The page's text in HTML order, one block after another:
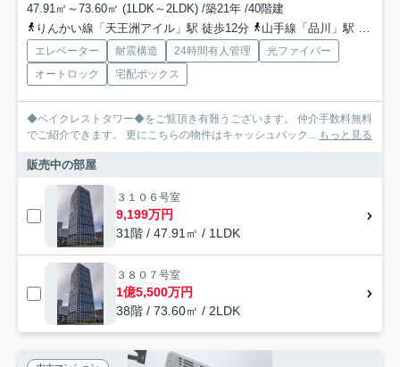
47.91㎡～73.60㎡ (1LDK～2LDK) /築21年 /40階建
りんかい線「天王洲アイル」駅 徒歩12分
山手線「品川」駅 徒歩15分
エレベーター 耐震構造 24時間有人管理
光ファイバー
オートロック
宅配ボックス
◆ベイクレストタワー◆をご覧頂き有難うございます。 仲介手数料無料
でご紹介できます。 更にこちらの物件はキャッシュバック... もっと見る
販売中の部屋
３１０６号室
9,199万円
31階 / 47.91㎡ / 1LDK
３８０７号室
1億5,500万円
38階 / 73.60㎡ / 2LDK